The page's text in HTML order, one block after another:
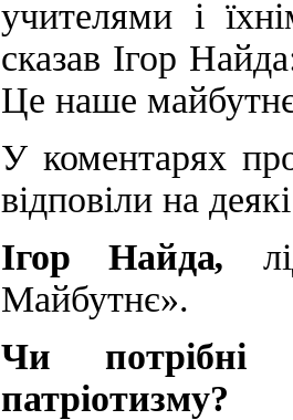
учителями і
сказав Ігор
Це наше
У коментарях
відповіли на
Ігор Найда,
Майбутнє».
Чи
патріотизму?